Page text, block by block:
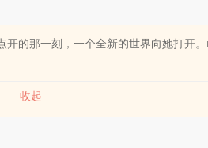
的那一刻，一个全新的世界向她打开。
收起